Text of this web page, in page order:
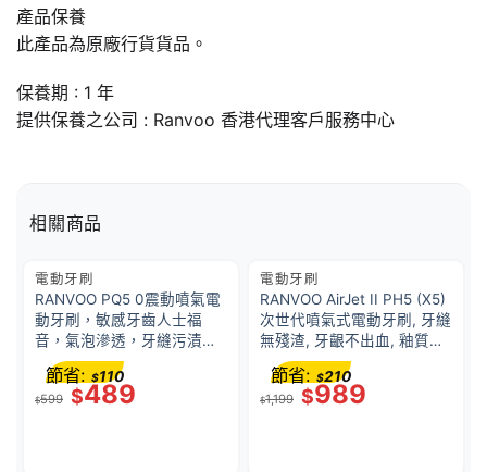
產品保養
此產品為原廠行貨貨品。
保養期 : 1 年
提供保養之公司 : Ranvoo 香港代理客戶服務中心
相關商品
電動牙刷
RANVOO PQ5 0震動噴氣電
動牙刷，敏感牙齒人士福
音，氣泡滲透，牙縫污漬無
處藏，3種清潔模式
$599 $489
節省: $110
電動牙刷
RANVOO AirJet II PH5 (X5)
次世代噴氣式電動牙刷, 牙縫
無殘渣, 牙齦不出血, 釉質不
磨損, 亮白牙齒, 保護牙齦,
超強潔淨力, AI 智慧芯片, 靈
活深入後槽, 磁吸充電壁掛
$1,199 $989
節省: $210